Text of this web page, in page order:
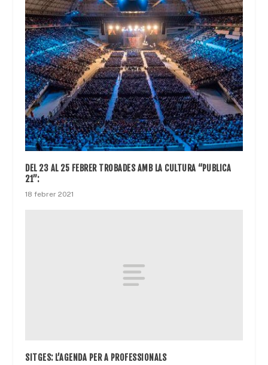
DEL 23 AL 25 FEBRER TROBADES AMB LA CULTURA “PUBLICA
21”:
18 febrer 2021
SITGES: L’AGENDA PER A PROFESSIONALS